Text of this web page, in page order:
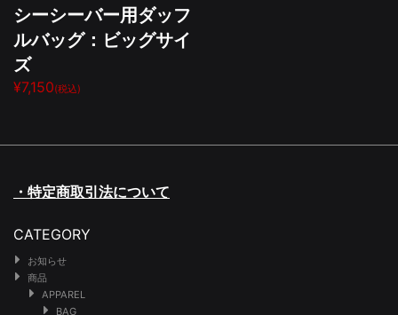
シーシーバー用ダッフ
ルバッグ：ビッグサイ
ズ
¥7,150(税込)
・特定商取引法について
CATEGORY
お知らせ
商品
APPAREL
BAG